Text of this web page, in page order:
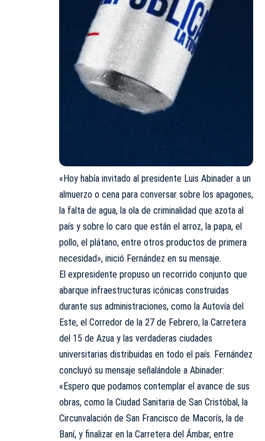
«Hoy había invitado al presidente Luis Abinader a un
almuerzo o cena para conversar sobre los apagones,
la falta de agua, la ola de criminalidad que azota al
país y sobre lo caro que están el arroz, la papa, el
pollo, el plátano, entre otros productos de primera
necesidad», inició Fernández en su mensaje.
El expresidente propuso un recorrido conjunto que
abarque infraestructuras icónicas construidas
durante sus administraciones, como la Autovía del
Este, el Corredor de la 27 de Febrero, la Carretera
del 15 de Azua y las verdaderas ciudades
universitarias distribuidas en todo el país. Fernández
concluyó su mensaje señalándole a Abinader:
«Espero que podamos contemplar el avance de sus
obras, como la Ciudad Sanitaria de San Cristóbal, la
Circunvalación de San Francisco de Macorís, la de
Baní, y finalizar en la Carretera del Ámbar, entre